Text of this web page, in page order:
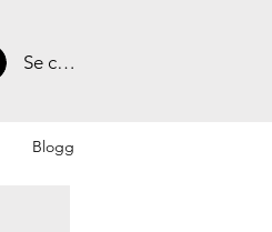
Se connecter
Blogg